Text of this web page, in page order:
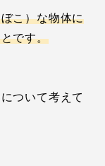
こ）な物体に
です。
ついて考えて